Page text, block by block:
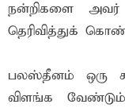
நன்றிகளை அவர்
தெரிவித்துக்
பலஸ்தீனம் ஒரு
விளங்க